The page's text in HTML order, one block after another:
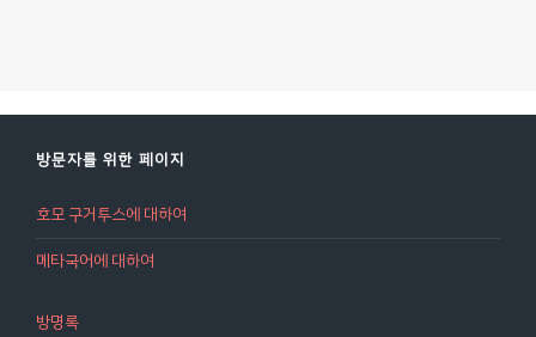
방문자를 위한 페이지
호모 구거투스에 대하여
메타국어에 대하여
방명록